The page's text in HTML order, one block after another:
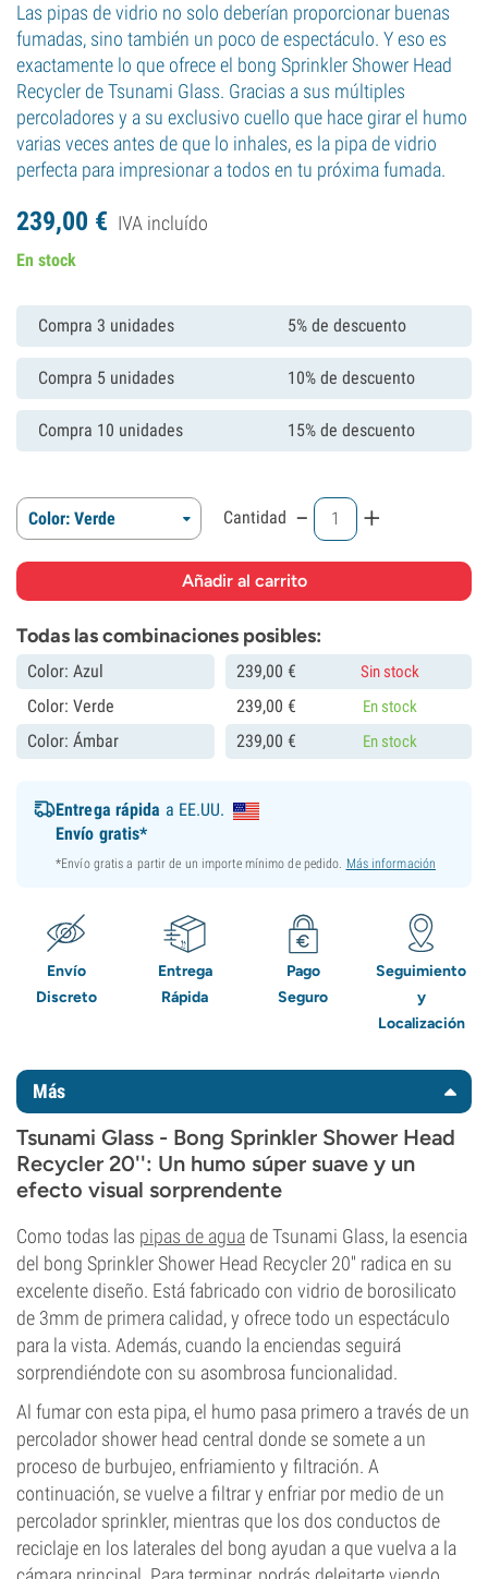
Las pipas de vidrio no solo deberían proporcionar buenas
fumadas, sino también un poco de espectáculo. Y eso es
exactamente lo que ofrece el bong Sprinkler Shower Head
Recycler de Tsunami Glass. Gracias a sus múltiples
percoladores y a su exclusivo cuello que hace girar el humo
varias veces antes de que lo inhales, es la pipa de vidrio
perfecta para impresionar a todos en tu próxima fumada.
239,00 € IVA incluído
En stock
Compra 3 unidades 5% de descuento
Compra 5 unidades 10% de descuento
Compra 10 unidades 15% de descuento
Color: Verde Cantidad - +
Todas las combinaciones posibles:
Color: Azul 239,00 € Sin stock
Color: Verde 239,00 € En stock
Color: Ámbar 239,00 € En stock
Entrega rápida a EE.UU.
Envío gratis*
*Envío gratis a partir de un importe mínimo de pedido. Más información
Envío
Discreto
Entrega
Rápida
Pago
Seguro
Seguimiento
y
Localización
Más
Tsunami Glass - Bong Sprinkler Shower Head
Recycler 20'': Un humo súper suave y un
efecto visual sorprendente
Como todas las pipas de agua de Tsunami Glass, la esencia
del bong Sprinkler Shower Head Recycler 20'' radica en su
excelente diseño. Está fabricado con vidrio de borosilicato
de 3mm de primera calidad, y ofrece todo un espectáculo
para la vista. Además, cuando la enciendas seguirá
sorprendiéndote con su asombrosa funcionalidad.
Al fumar con esta pipa, el humo pasa primero a través de un
percolador shower head central donde se somete a un
proceso de burbujeo, enfriamiento y filtración. A
continuación, se vuelve a filtrar y enfriar por medio de un
percolador sprinkler, mientras que los dos conductos de
reciclaje en los laterales del bong ayudan a que vuelva a la